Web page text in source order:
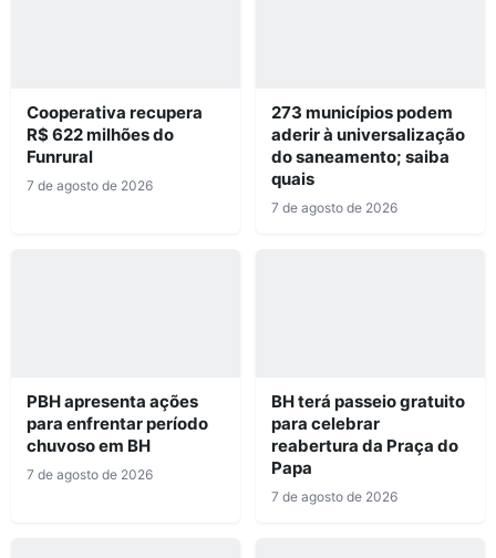
Cooperativa recupera
R$ 622 milhões do
Funrural
7 de agosto de 2026
273 municípios podem
aderir à universalização
do saneamento; saiba
quais
7 de agosto de 2026
PBH apresenta ações
para enfrentar período
chuvoso em BH
7 de agosto de 2026
BH terá passeio gratuito
para celebrar
reabertura da Praça do
Papa
7 de agosto de 2026